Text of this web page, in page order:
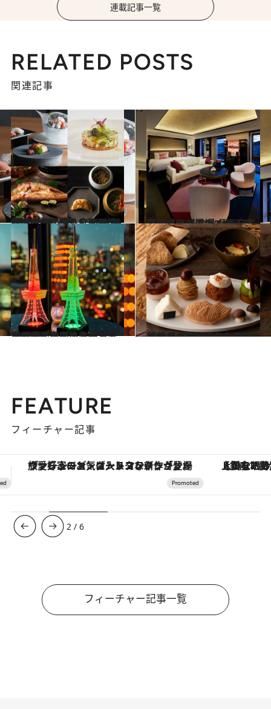
連載記事一覧
RELATED POSTS
関連記事
2023.11.4
旅の目的になる全国の“美食宿”10選 静岡・沼津「沼津倶楽部」ほか2023年にオープンした最新情報！
旅＆お出かけ 2023.10.30
フォーシーズンズホテル京都では この秋から自家製熟成肉が登場 【西日本注目ホテルのニュース18選】
旅＆お出かけ
2023.10.28
東日本エリアの注目ホテルの情報を総まとめ！ アンダーズ東京独自の ネイルサービスがスタートほか11軒
旅＆お出かけ 2023.10.25
【美食の秋にぴったり】お得＆スペシャルなホテルのとっておきフェア9選【11月末まで！】
旅＆お出かけ
FEATURE
フィーチャー記事
【銀座で出合う最旬美容】美髪ケアや上質な眠り…セルフケアのアップデートから、特別な名入れギフトまで。大人のための「ReFa GINZA」クルーズ
3 /6
フィーチャー記事一覧